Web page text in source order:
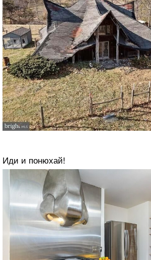
Иди и понюхай!